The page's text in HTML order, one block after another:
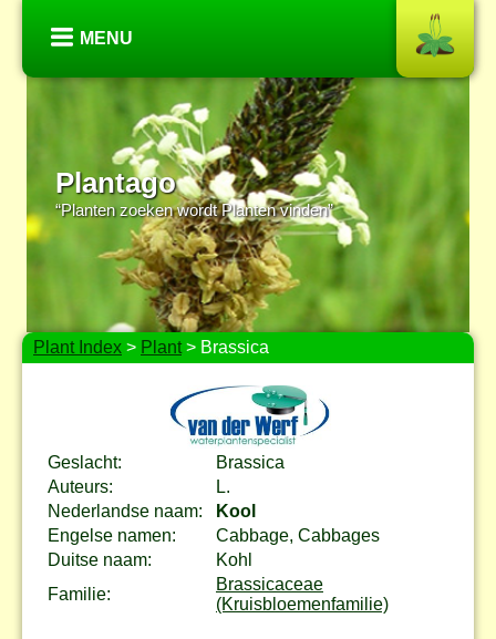
MENU
Plantago
“Planten zoeken wordt Planten vinden”
Plant Index > Plant> Brassica
Geslacht:
Brassica
Auteurs:
L.
Nederlandse naam:
Kool
Engelse namen:
Cabbage, Cabbages
Duitse naam:
Kohl
Familie:
Brassicaceae
(Kruisbloemenfamilie)